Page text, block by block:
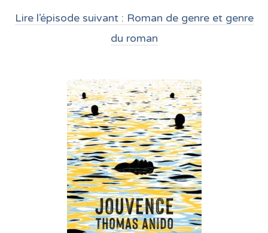
Lire l’épisode suivant : Roman de genre et genre
du roman